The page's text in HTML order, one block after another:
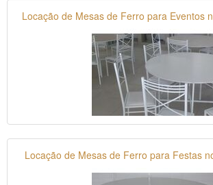
Locação de Mesas de Ferro para Eventos
Locação de Mesas de Ferro para Festas